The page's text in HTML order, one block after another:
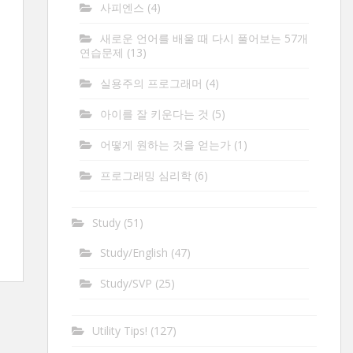
사피엔스 (4)
새로운 언어를 배울 때 다시 풀어보는 57개
연습문제 (13)
실용주의 프로그래머 (4)
아이를 잘 키운다는 것 (5)
어떻게 원하는 것을 얻는가(1)
프로그래밍 심리학(6)
Study(51)
Study/English (47)
Study/SVP (25)
Utility Tips! (127)